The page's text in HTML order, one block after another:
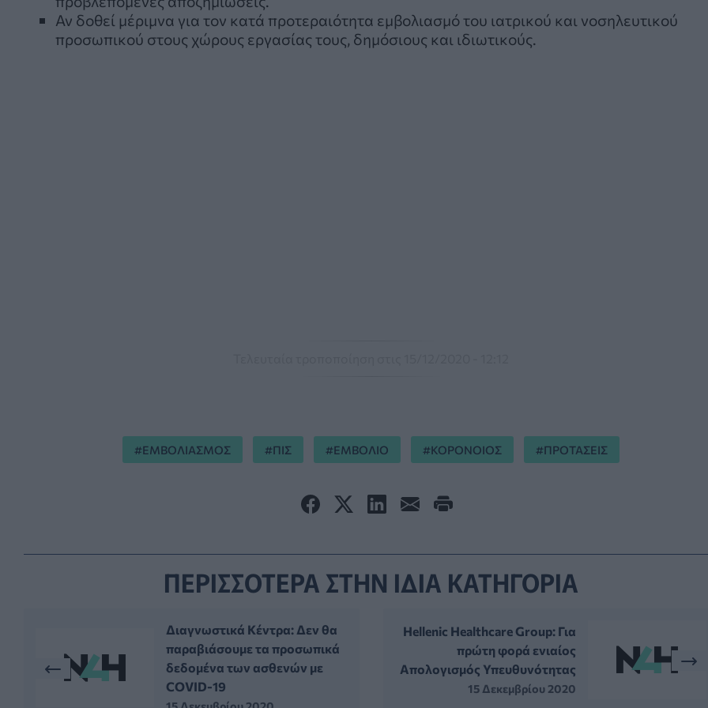
Αν δοθεί μέριμνα για τον κατά προτεραιότητα εμβολιασμό του ιατρικού και νοσηλευτικού
προσωπικού στους χώρους εργασίας τους, δημόσιους και ιδιωτικούς.
ΕΜΒΟΛΙΑΣΜΟΣ ΠΙΣ ΕΜΒΟΛΙΟ ΚΟΡΟΝΟΙΟΣ ΠΡΟΤΑΣΕΙΣ
ΠΕΡΙΣΣΟΤΕΡΑ ΣΤΗΝ ΙΔΙΑ ΚΑΤΗΓΟΡΙΑ
Διαγνωστικά Κέντρα: Δεν θα
παραβιάσουμε τα προσωπικά
δεδομένα των ασθενών με
COVID-19
Ηellenic Healthcare Group: Για
πρώτη φορά ενιαίος
Απολογισμός Υπευθυνότητας
15 Δεκεμβρίου 2020